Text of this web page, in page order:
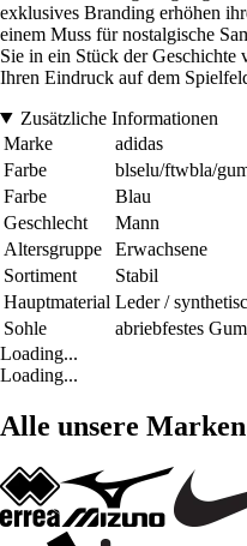
exklusives Branding erhöhen
einem Muss für nostalgische
Sie in ein Stück der Geschichte
Ihren Eindruck auf dem
Zusätzliche Informationen
Marke
adidas
Farbe
blselu/ftwbla/
Farbe
Blau
Geschlecht
Mann
Altersgruppe
Erwachsene
Sortiment
Stabil
Hauptmaterial Leder /
Sohle
abriebfestes
Loading...
Loading...
Alle unsere Marken